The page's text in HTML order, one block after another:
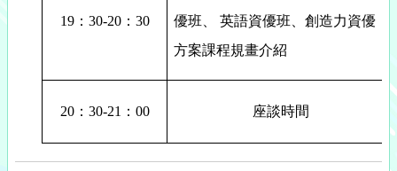
19： 30-20： 30
優班、 英語資優班、創造力資優
方案課程規畫介紹
20： 30-21 ： 00 座談時間